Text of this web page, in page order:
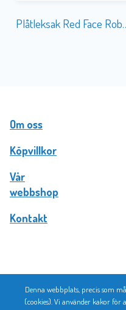
Om oss
Köpvillkor
Vår
webbshop
Kontakt
© 2026 Bromma Kortförlag
Denna webbplats, precis som
(cookies). Vi använder kakor för